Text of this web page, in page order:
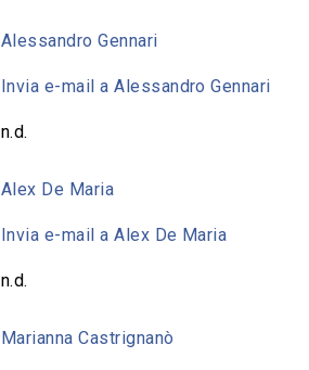
Alessandro Gennari
Invia e-mail a Alessandro Gennari
n.d.
Alex De Maria
Invia e-mail a Alex De Maria
n.d.
Marianna Castrignanò